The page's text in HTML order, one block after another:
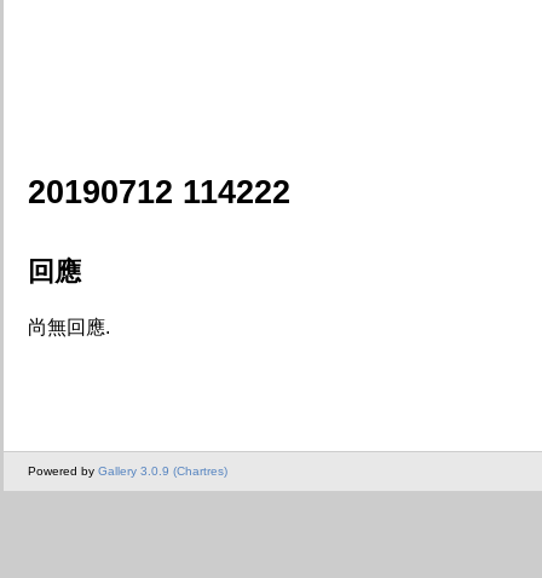
20190712 114222
回應
尚無回應.
Powered by Gallery 3.0.9 (Chartres)